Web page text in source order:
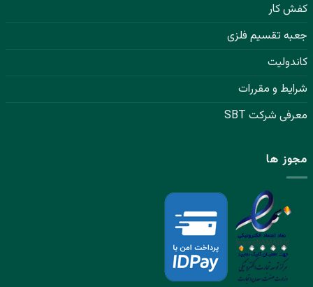
کفش کار
جعبه تقسیم فلزی
کاندولیت
شرایط و مقررات
معرفی شرکت SBT
مجوز ها